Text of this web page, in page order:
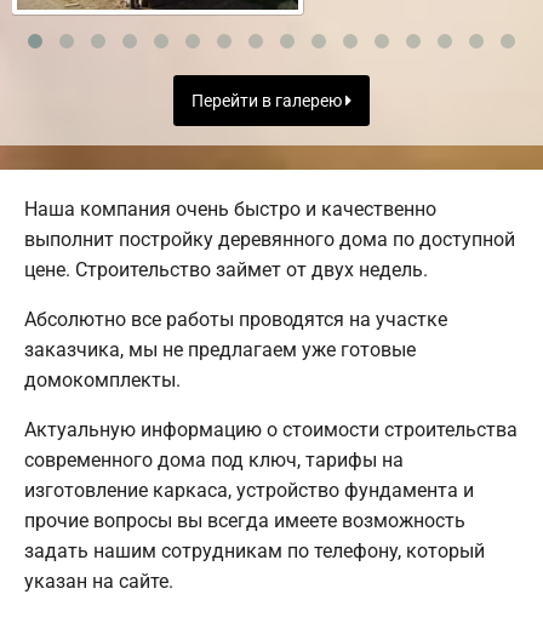
Перейти в галерею
Наша компания очень быстро и качественно
выполнит постройку деревянного дома по доступной
цене. Строительство займет от двух недель.
Абсолютно все работы проводятся на участке
заказчика, мы не предлагаем уже готовые
домокомплекты.
Актуальную информацию о стоимости строительства
современного дома под ключ, тарифы на
изготовление каркаса, устройство фундамента и
прочие вопросы вы всегда имеете возможность
задать нашим сотрудникам по телефону, который
указан на сайте.